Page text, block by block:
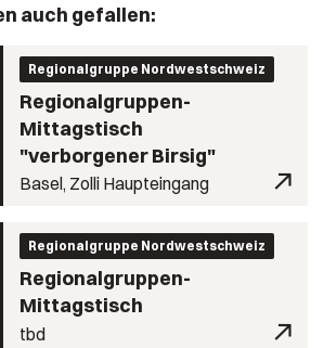
auch gefallen:
Regionalgruppe Nordwestschweiz
Regionalgruppen-
Mittagstisch
"verborgener Birsig"
Basel, Zolli Haupteingang
Regionalgruppe Nordwestschweiz
Regionalgruppen-
Mittagstisch
tbd